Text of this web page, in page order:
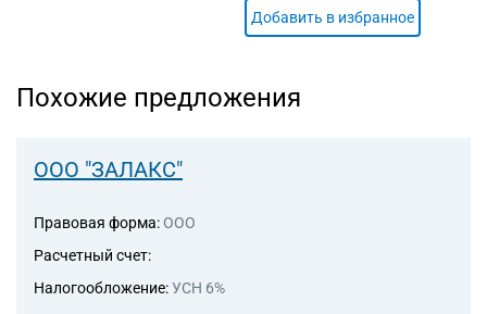
не включенные в другие
группировки
видами машин и
Добавить в избранное
Похожие предложения
ООО "ЗАЛАКС"
Правовая форма: ООО
Расчетный счет:
Налогообложение:УСН 6%